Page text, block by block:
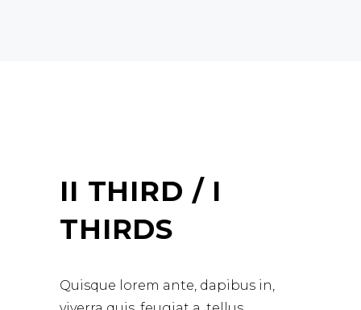
II THIRD / I
THIRDS
Quisque lorem ante, dapibus in,